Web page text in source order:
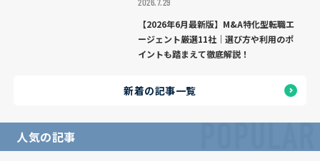
【2026年6月最新版】M&A特化型転職エ
ージェント厳選11社｜選び方や利用のポ
イントも踏まえて徹底解説！
新着の記事一覧
人気の記事 POPULAR